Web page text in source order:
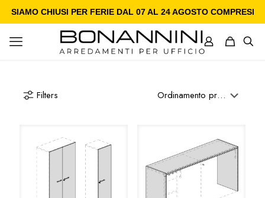
SIAMO CHIUSI PER FERIE DAL 07 AL 24 AGOSTO COMPRESI
Filters